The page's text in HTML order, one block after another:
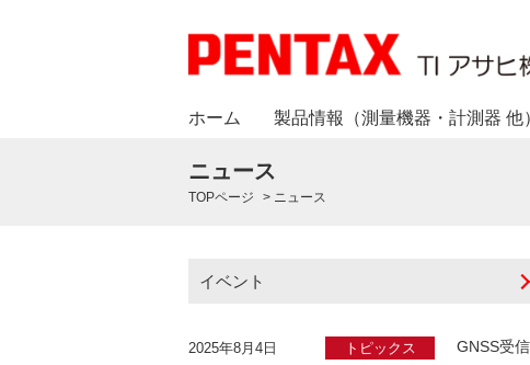
ホーム 製品情報（測量機器・計測器 他
ニュース
TOPページ > ニュース
イベント
2025年8月4日 トピックス GNSS受